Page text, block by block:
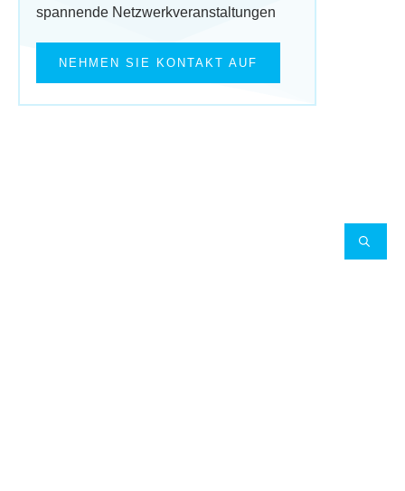
spannende Netzwerkveranstaltungen
NEHMEN SIE KONTAKT AUF